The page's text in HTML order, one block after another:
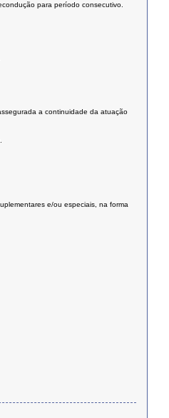
para período consecutivo.
a continuidade da atuação
e/ou especiais, na forma